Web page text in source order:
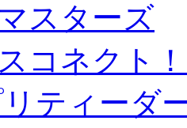
スターズ
コネクト
ティーダ